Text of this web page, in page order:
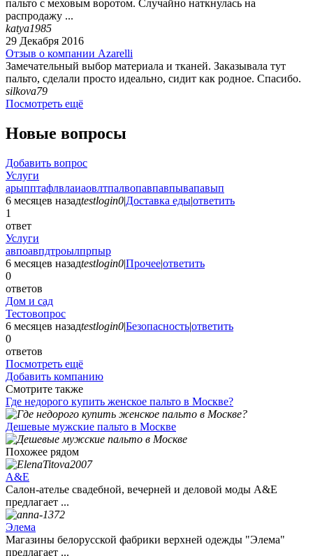
пальто с меховым воротом. Случайно наткнулась на
распродажу ...
katya1985
29 Декабря 2016
Отзыв о компании Azarelli
Замечательный выбор материала и тканей. Заказывала тут
пальто, сделали просто идеально, сидит как родное. Спасибо.
silkova79
Посмотреть ещё
Новые вопросы
Добавить вопрос
Услуги
арыпптафлвлаиаовлтпалвопавпавпывапавып
6 месяцев назадtestlogin0|Доставка еды|ответить
1
ответ
Услуги
авпоавпдтроылпрпыр
6 месяцев назадtestlogin0|Прочее|ответить
0
ответов
Дом и сад
Тестовопрос
6 месяцев назадtestlogin0|Безопасность|ответить
0
ответов
Посмотреть ещё
Добавить компанию
Смотрите также
Где недорого купить женское пальто в Москве?
Дешевые мужские пальто в Москве
Похожее рядом
А&Е
Салон-ателье свадебной, вечерней и деловой моды А&Е
предлагает ...
Элема
Магазины белорусской фабрики верхней одежды "Элема"
предлагает ...